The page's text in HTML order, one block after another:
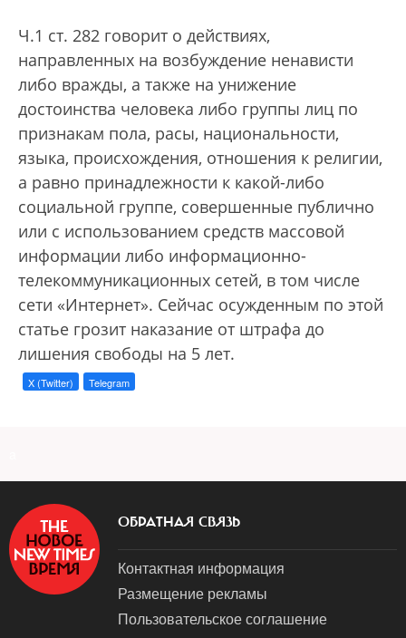
Ч.1 ст. 282 говорит о действиях,
направленных на возбуждение ненависти
либо вражды, а также на унижение
достоинства человека либо группы лиц по
признакам пола, расы, национальности,
языка, происхождения, отношения к религии,
а равно принадлежности к какой-либо
социальной группе, совершенные публично
или с использованием средств массовой
информации либо информационно-
телекоммуникационных сетей, в том числе
сети «Интернет». Сейчас осужденным по этой
статье грозит наказание от штрафа до
лишения свободы на 5 лет.
X (Twitter) Telegram
ОБРАТНАЯ СВЯЗЬ
Контактная информация
Размещение рекламы
Пользовательское соглашение